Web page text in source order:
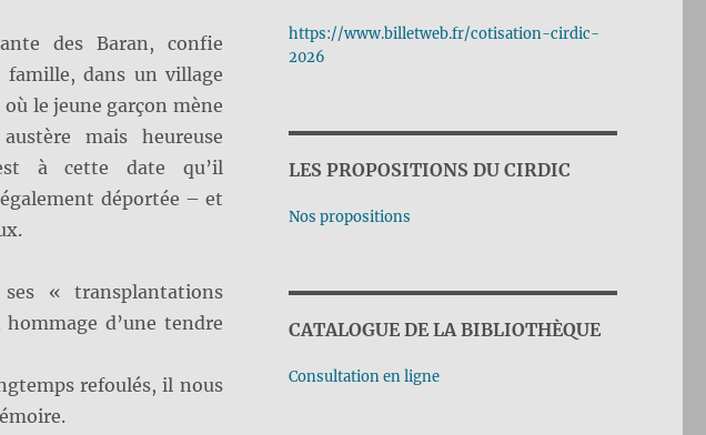
des Baran, confie
famille, dans un village
le jeune garçon mène
mais heureuse
à cette date qu’il
déportée – et
« transplantations
d’une tendre
refoulés, il nous
https://www.billetweb.fr/cotisation-cirdic-
2026
LES PROPOSITIONS DU CIRDIC
Nos propositions
CATALOGUE DE LA BIBLIOTHÈQUE
Consultation en ligne